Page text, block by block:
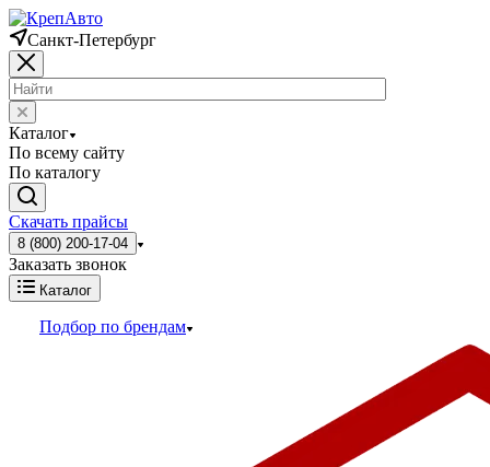
Санкт-Петербург
Каталог
По всему сайту
По каталогу
Скачать прайсы
8 (800) 200-17-04
Заказать звонок
Каталог
Подбор по брендам